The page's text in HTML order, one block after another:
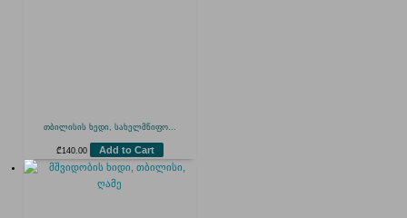
თბილისის ხედი, სახელმწიფო...
₾140.00 Add to Cart